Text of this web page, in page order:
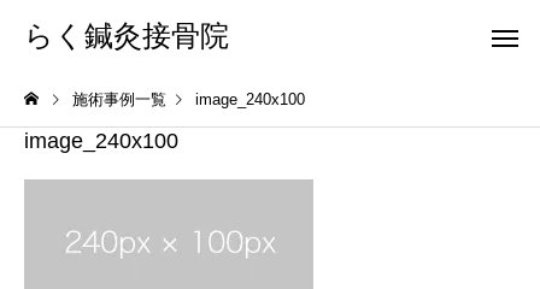
らく鍼灸接骨院
施術事例一覧 image_240x100
image_240x100